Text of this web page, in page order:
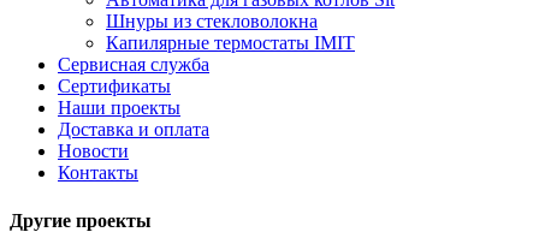
Шнуры из стекловолокна
Капилярные термостаты IMIT
Сервисная служба
Сертификаты
Наши проекты
Доставка и оплата
Новости
Контакты
Другие проекты